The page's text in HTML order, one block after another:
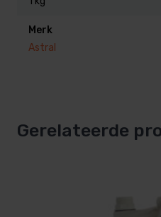
Merk
Astral
Gerelateerde